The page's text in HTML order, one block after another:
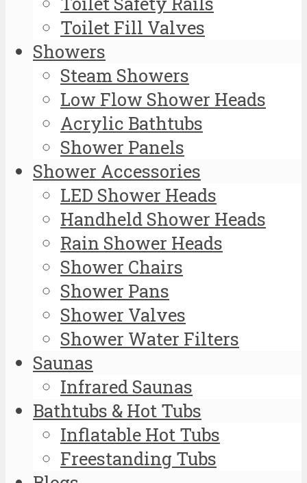
Toilet Fill Valves
Showers
Steam Showers
Low Flow Shower Heads
Acrylic Bathtubs
Shower Panels
Shower Accessories
LED Shower Heads
Handheld Shower Heads
Rain Shower Heads
Shower Chairs
Shower Pans
Shower Valves
Shower Water Filters
Saunas
Infrared Saunas
Bathtubs & Hot Tubs
Inflatable Hot Tubs
Freestanding Tubs